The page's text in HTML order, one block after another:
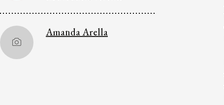
Amanda Arella